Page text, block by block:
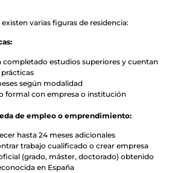
varias figuras de residencia:
completado estudios superiores y cuentan
según modalidad
formal con empresa o institución
de empleo o emprendimiento:
hasta 24 meses adicionales
trabajo cualificado o crear empresa
(grado, máster, doctorado) obtenido
en España